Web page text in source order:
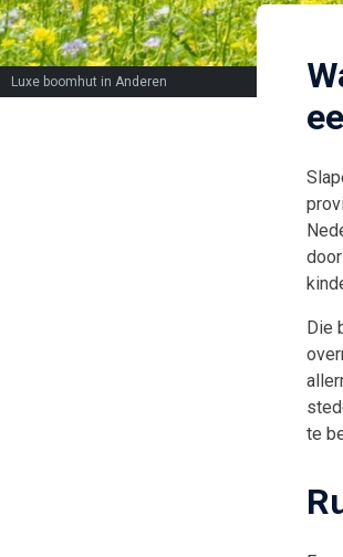
Luxe boomhut in Anderen
Die
te